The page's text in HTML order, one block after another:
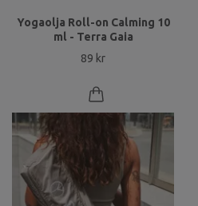
Yogaolja Roll-on Calming 10
ml - Terra Gaia
89 kr